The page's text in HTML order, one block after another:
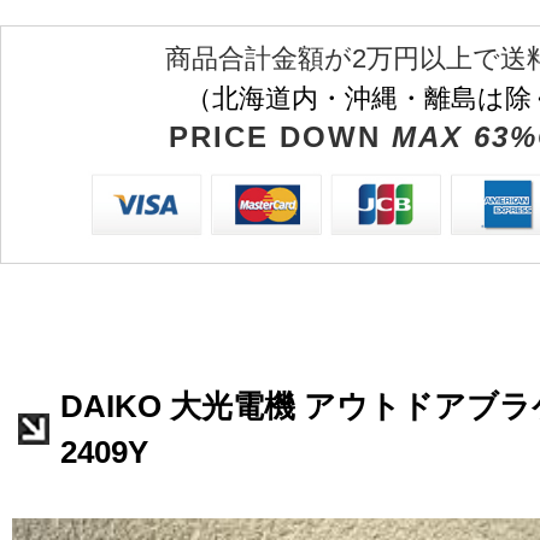
商品合計金額が2万円以上で送
（北海道内・沖縄・離島は
PRICE DOWN MAX
DAIKO 大光電機 アウトドアブ
2409Y